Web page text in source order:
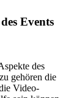
Events
des
gehören die
Video-